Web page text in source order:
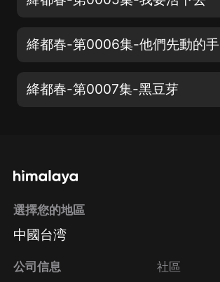
絳都春-第0006集-他們先動的手
絳都春-第0007集-黑豆芽
選擇您的地區
中國台湾
公司信息 社區